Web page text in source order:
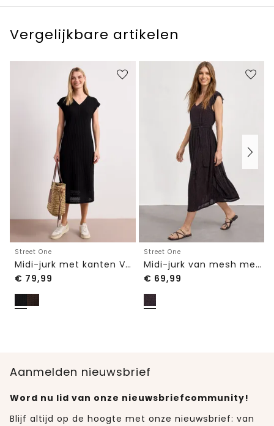
Vergelijkbare artikelen
Street One
Midi-jurk met kanten V-hals
€ 79,99
Street One
Midi-jurk van mesh met print
€ 69,99
Aanmelden nieuwsbrief
Word nu lid van onze nieuwsbriefcommunity!
Blijf altijd op de hoogte met onze nieuwsbrief: van